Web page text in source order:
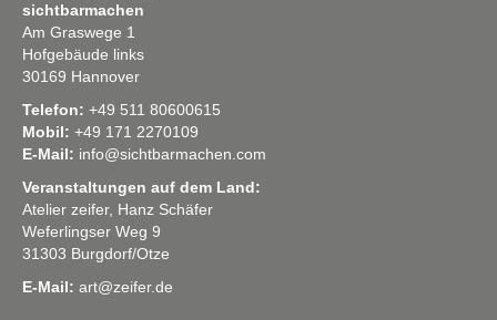
sichtbarmachen
Am Graswege 1
Hofgebäude links
30169 Hannover
Telefon: +49 511 80600615
Mobil: +49 171 2270109
E-Mail: info@sichtbarmachen.com
Veranstaltungen auf dem Land:
Atelier zeifer, Hanz Schäfer
Weferlingser Weg 9
31303 Burgdorf/Otze
E-Mail: art@zeifer.de